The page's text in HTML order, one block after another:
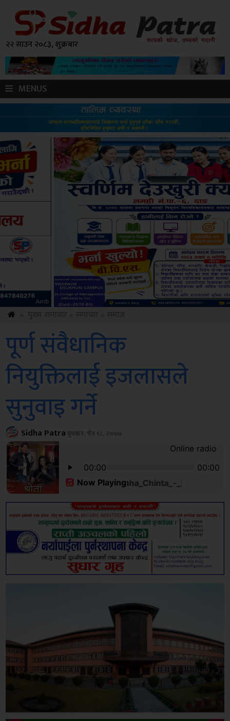
२२ साउन २०८३, शुक्रबार
MENUS
Sdc
पूर्ण संवैधानिक
नियुक्तिलाई इजलासले
सुनुवाइ गर्ने
Sidha Patraबुधबार, चैत्र १८, २०७७